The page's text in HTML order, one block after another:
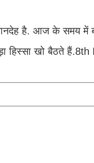
है. आज के समय में
हिस्सा खो बैठते